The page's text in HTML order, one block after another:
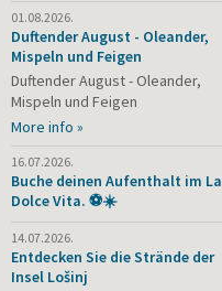
01.08.2026.
Duftender August - Oleander,
Mispeln und Feigen
Duftender August - Oleander,
Mispeln und Feigen
More info »
16.07.2026.
Buche deinen Aufenthalt im La
Dolce Vita. ⚽☀️
14.07.2026.
Entdecken Sie die Strände der
Insel Lošinj